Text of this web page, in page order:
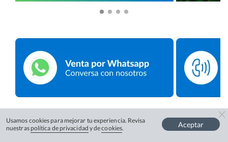
Usamos cookies para mejorar tu experiencia. Revisa
nuestras política de privacidad y decookies. Aceptar